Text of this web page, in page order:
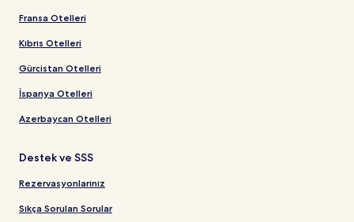
Fransa Otelleri
Kıbrıs Otelleri
Gürcistan Otelleri
İspanya Otelleri
Azerbaycan Otelleri
Destek ve SSS
Rezervasyonlarınız
Sıkça Sorulan Sorular